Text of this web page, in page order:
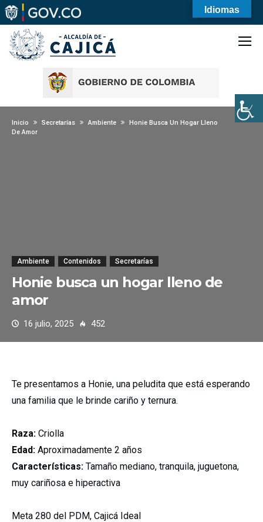
Inicio Secretarías Ambiente
Honie Busca Un Hogar Lleno
De Amor
Ambiente Contenidos Secretarías
Honie busca un hogar lleno de
amor
16 julio, 2025 452
Te presentamos a Honie, una peludita que está esperando
una familia que le brinde cariño y ternura.
Raza: Criolla
Edad: Aproximadamente 2 años
Características: Tamaño mediano, tranquila, juguetona,
muy cariñosa e hiperactiva
Meta 280 del PDM, Cajicá Ideal
Idiomas